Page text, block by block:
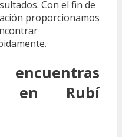
Con el fin de
proporcionamos
en Rubí